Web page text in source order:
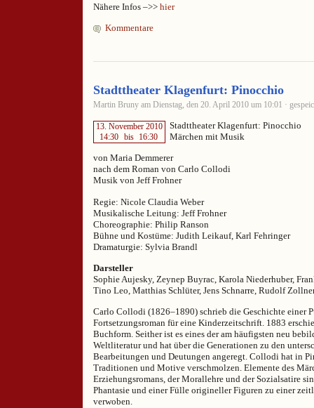
Nähere Infos –>> hier
Kommentare
Stadttheater Klagenfurt: Pinocchio
Martin Bruny am Dienstag, den 20. April 2010 um 10:01 ·
13. November 2010
14:30 bis 16:30
Stadttheater Klagenfurt: Pinocchio
Märchen mit Musik
von Maria Demmerer
nach dem Roman von Carlo Collodi
Musik von Jeff Frohner
Regie: Nicole Claudia Weber
Musikalische Leitung: Jeff Frohner
Choreographie: Philip Ranson
Bühne und Kostüme: Judith Leikauf, Karl Fehringer
Dramaturgie: Sylvia Brandl
Darsteller
Sophie Aujesky, Zeynep Buyrac, Karola Niederhuber,
Tino Leo, Matthias Schlüter, Jens Schnarre, Rudolf
Carlo Collodi (1826–1890) schrieb die Geschichte einer
Fortsetzungsroman für eine Kinderzeitschrift. 1883
Buchform. Seither ist es eines der am häufigsten neu
Weltliteratur und hat über die Generationen zu den
Bearbeitungen und Deutungen angeregt. Collodi hat in
Traditionen und Motive verschmolzen. Elemente des
Erziehungsromans, der Morallehre und der Sozialsatire
Phantasie und einer Fülle origineller Figuren zu einer
verwoben.